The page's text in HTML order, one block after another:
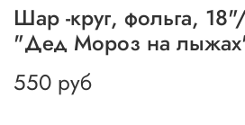
Шар -круг, фольга,
"Дед Мороз на
550 руб